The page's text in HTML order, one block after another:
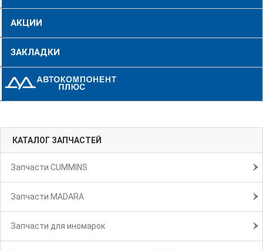
АКЦИИ
ЗАКЛАДКИ
КАТАЛОГ ЗАПЧАСТЕЙ
Запчасти CUMMINS
Запчасти MADARA
Запчасти для иномарок